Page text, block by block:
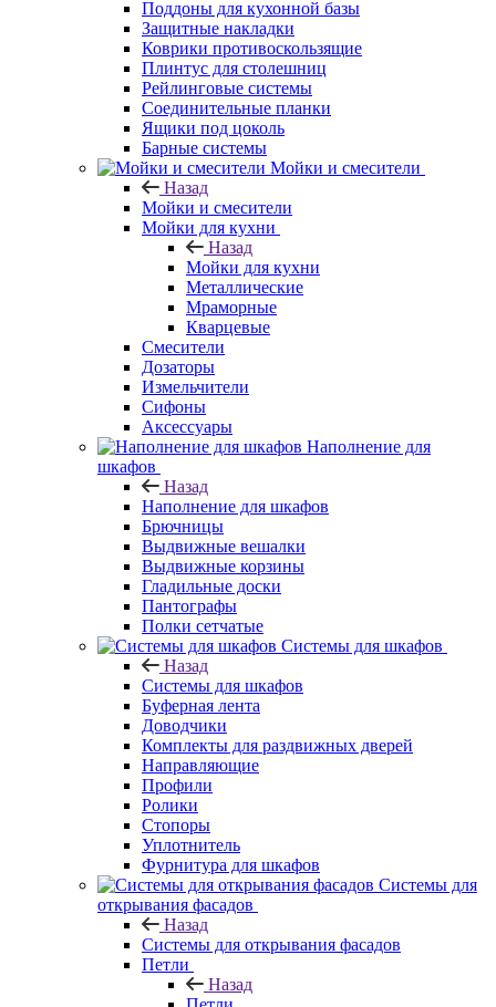
Поддоны для кухонной базы
Защитные накладки
Коврики противоскользящие
Плинтус для столешниц
Рейлинговые системы
Соединительные планки
Ящики под цоколь
Барные системы
Мойки и смесители
Назад
Мойки и смесители
Мойки для кухни
Назад
Мойки для кухни
Металлические
Мраморные
Кварцевые
Смесители
Дозаторы
Измельчители
Сифоны
Аксессуары
Наполнение для
шкафов
Назад
Наполнение для шкафов
Брючницы
Выдвижные вешалки
Выдвижные корзины
Гладильные доски
Пантографы
Полки сетчатые
Системы для шкафов
Назад
Системы для шкафов
Буферная лента
Доводчики
Комплекты для раздвижных дверей
Направляющие
Профили
Ролики
Стопоры
Уплотнитель
Фурнитура для шкафов
Системы для
открывания фасадов
Назад
Системы для открывания фасадов
Петли
Назад